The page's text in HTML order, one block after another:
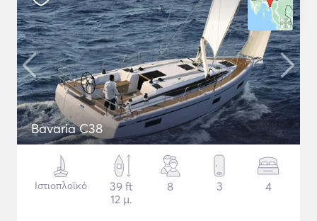
Bavaria C38
Ιστιοπλοϊκό
39 ft
12 μ.
8 3 4